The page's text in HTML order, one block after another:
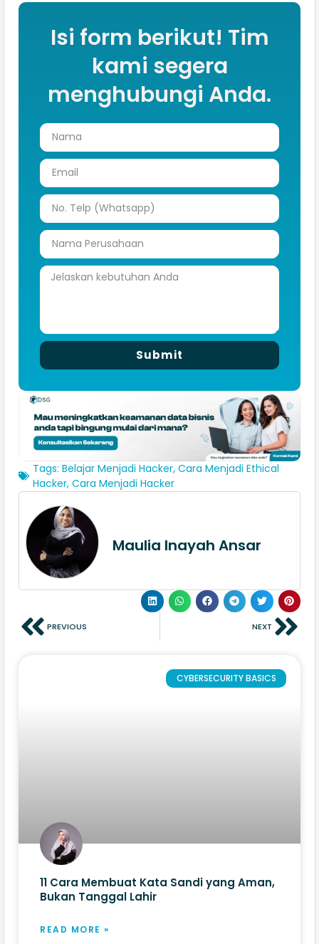
Isi form berikut! Tim
kami segera
menghubungi Anda.
Submit
Tags: Belajar Menjadi Hacker, Cara Menjadi Ethical
Hacker, Cara Menjadi Hacker
Maulia Inayah Ansar
PREVIOUS NEXT
CYBERSECURITY BASICS
11 Cara Membuat Kata Sandi yang Aman,
Bukan Tanggal Lahir
READ MORE »